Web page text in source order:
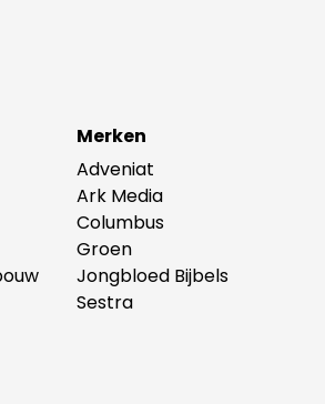
Merken
Adveniat
Ark Media
Columbus
Groen
Jongbloed Bijbels
Sestra